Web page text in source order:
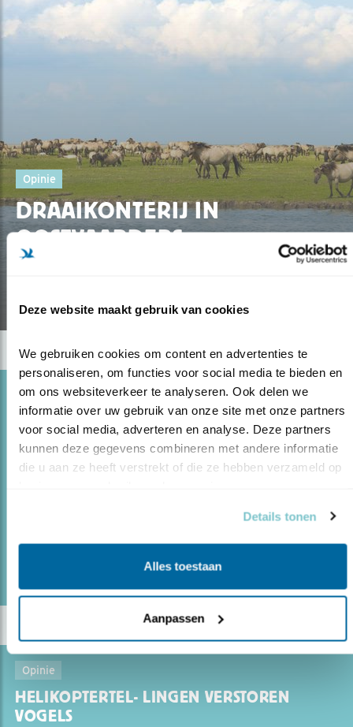
Deze website maakt gebruik van cookies
We gebruiken cookies om content en advertenties te
personaliseren, om functies voor social media te bieden en
om ons websiteverkeer te analyseren. Ook delen we
informatie over uw gebruik van onze site met onze partners
voor social media, adverteren en analyse. Deze partners
kunnen deze gegevens combineren met andere informatie
die u aan ze heeft verstrekt of die ze hebben verzameld op
Details tonen
Alles toestaan
Aanpassen
Opinie
DRAAIKONTERIJ IN
OOSTVAARDERS
PLASSEN
Opinie
ZIENSWIJZE OOST- VAARDERSPLASSEN
11.11.14Voor de Oostvaardersplassen is in het kader van
Natura 2000 een ontwerp beheerplan opgesteld.
plan ingediend. Moerasvogels moeten voorop staan!
Opinie
HELIKOPTERTEL- LINGEN VERSTOREN
VOGELS